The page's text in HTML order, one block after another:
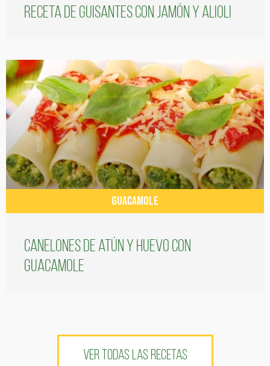
Receta de guisantes con jamón y alioli
GUACAMOLE
Canelones de atún y huevo con
guacamole
VER TODAS LAS RECETAS